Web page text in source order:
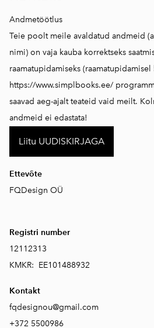
Andmetöötlus
Teie poolt meile avaldatud andmeid
nimi) on vaja kauba korrektseks
raamatupidamiseks (raamatupidamisel
https://www.simplbooks.ee/
saavad aeg-ajalt teateid vaid meilt.
andmeid ei edastata!
Liitu UUDISKIRJAGA
Ettevõte
FQDesign OÜ
Registri number
12112313
KMKR: EE101488932
Kontakt
fqdesignou@gmail.com
+372 5500986